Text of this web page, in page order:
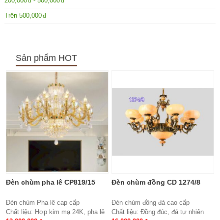
Trên 500,000
Sản phẩm HOT
Đèn chùm pha lê CP819/15
Đèn chùm Pha lê cap cấp
Chất liệu: Hợp kim mạ 24K, pha lê
Đèn chùm đồng CD 1274/8
Đèn chùm đồng đá cao cấp
Chất liệu: Đồng đúc, đá tự nhiên